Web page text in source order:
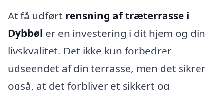
At få udført rensning af træterrasse i
Dybbøl er en investering i dit hjem og din
livskvalitet. Det ikke kun forbedrer
udseendet af din terrasse, men det sikrer
også, at det forbliver et sikkert og